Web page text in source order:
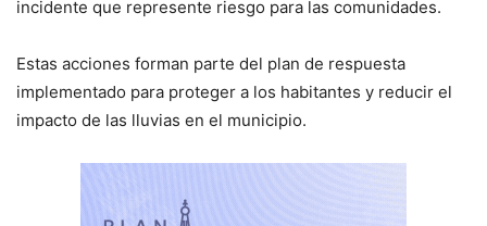
incidente que represente riesgo para las comunidades.
Estas acciones forman parte del plan de respuesta
implementado para proteger a los habitantes y reducir el
impacto de las lluvias en el municipio.